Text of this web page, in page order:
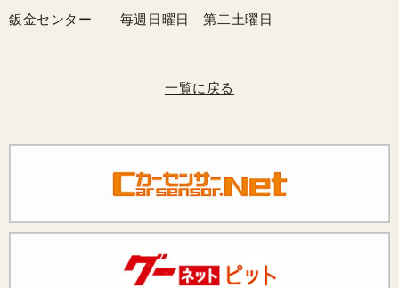
鈑金センター 毎週日曜日 第二土曜日
一覧に戻る